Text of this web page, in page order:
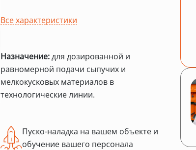
Все характеристики
Назначение:для дозированной и
равномерной подачи сыпучих и
мелкокусковых материалов в
технологические линии.
Пуско-наладка на вашем объекте и
обучение вашего персонала